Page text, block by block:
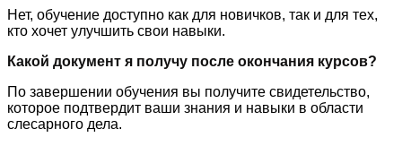
Нет, обучение доступно как для новичков, так и для тех,
кто хочет улучшить свои навыки.
Какой документ я получу после окончания курсов?
По завершении обучения вы получите свидетельство,
которое подтвердит ваши знания и навыки в области
слесарного дела.